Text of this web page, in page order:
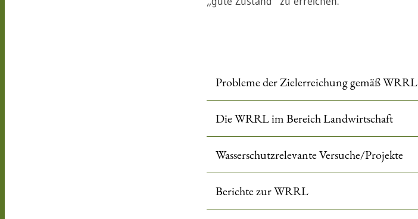
Probleme der Zielerreichung gemäß WRRL
Die WRRL im Bereich Landwirtschaft
Wasserschutzrelevante Versuche/Projekte
Berichte zur WRRL